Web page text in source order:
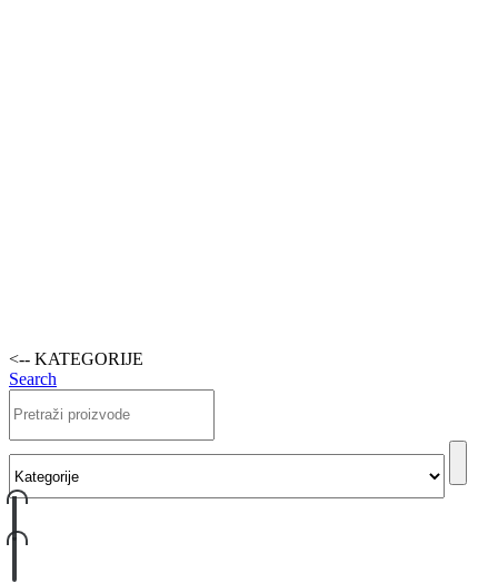
<-- KATEGORIJE
Search